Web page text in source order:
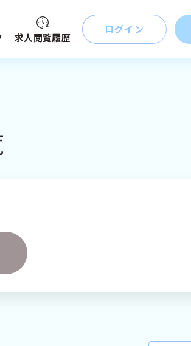
求人閲覧履歴
ログイン